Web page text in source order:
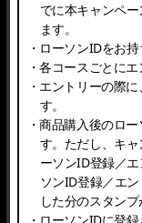
でに本キャンペ
ます。
・ローソンIDをお
・各コースごとに
・エントリーの際
す。
・商品購入後のロ
す。ただし、キ
ーソンID登録／
ソンID登録／エ
した分のスタンプ
・ローソンIDに登